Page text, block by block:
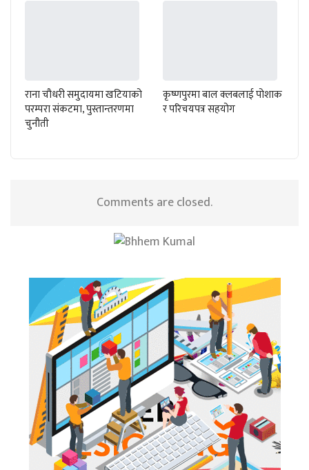
राना चौधरी समुदायमा खटियाको
परम्परा संकटमा, पुस्तान्तरणमा
चुनौती
कृष्णपुरमा बाल क्लबलाई पोशाक
र परिचयपत्र सहयोग
Comments are closed.